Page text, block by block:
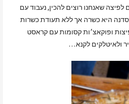
לפיצה שאנחנו רוצים להכין, נעבוד עם
היא כשרה אך ללא תעודת כשרות
ופוקאצ׳ות קסומות עם קראסט
ולאיטלקים לקנא…